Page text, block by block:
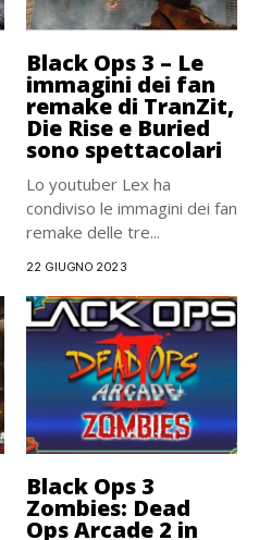
Black Ops 3 – Le
immagini dei fan
remake di TranZit,
Die Rise e Buried
sono spettacolari
Lo youtuber Lex ha
condiviso le immagini dei fan
remake delle tre...
22 GIUGNO 2023
Black Ops 3
Zombies: Dead
Ops Arcade 2 in